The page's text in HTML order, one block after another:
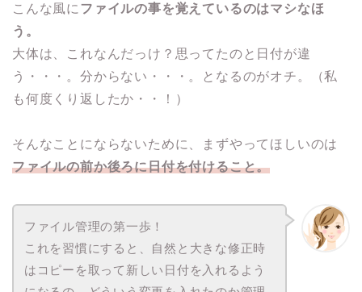
こんな風に ファイルの事を覚えているのはマシなほ
う。
大体は、これなんだっけ？思ってたのと日付が違
う・・・。分からない・・・。となるのがオチ。（私
も何度くり返したか・・！）
そんなことにならないために、まずやってほしいのは
ファイルの前か後ろに日付を付けること。
ファイル管理の第一歩！
これを習慣にすると、自然と大きな修正時
はコピーを取って新しい日付を入れるよう